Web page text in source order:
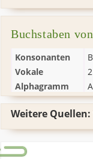
Buchstaben von
Konsonanten B
Vokale
Alphagramm
Weitere Quellen: